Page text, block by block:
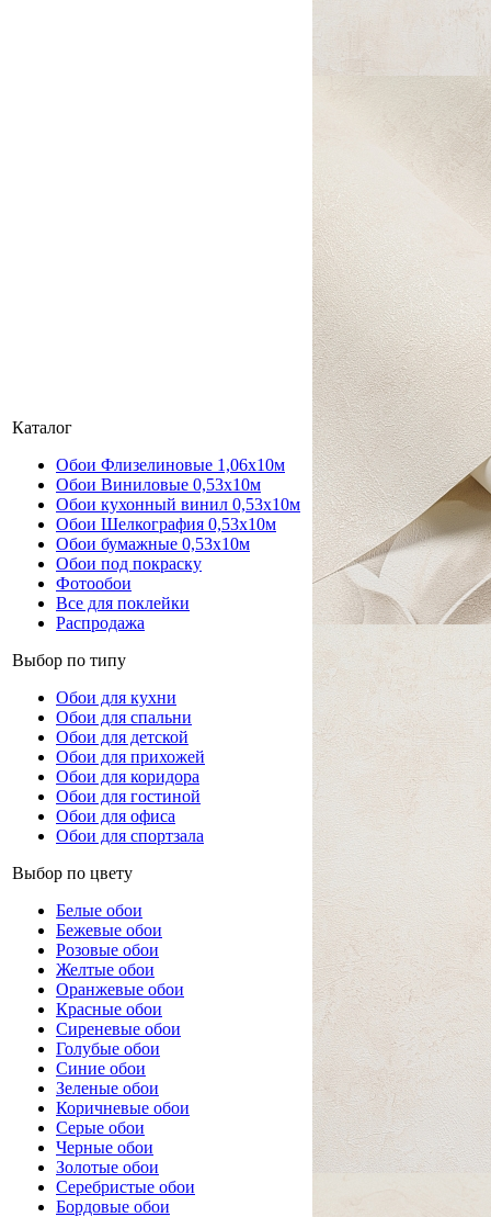
Каталог
Обои Флизелиновые 1,06х10м
Обои Виниловые 0,53х10м
Обои кухонный винил 0,53х10м
Обои Шелкография 0,53x10м
Обои бумажные 0,53х10м
Обои под покраску
Фотообои
Все для поклейки
Распродажа
Выбор по типу
Обои для кухни
Обои для спальни
Обои для детской
Обои для прихожей
Обои для коридора
Обои для гостиной
Обои для офиса
Обои для спортзала
Выбор по цвету
Белые обои
Бежевые обои
Розовые обои
Желтые обои
Оранжевые обои
Красные обои
Сиреневые обои
Голубые обои
Синие обои
Зеленые обои
Коричневые обои
Серые обои
Черные обои
Золотые обои
Серебристые обои
Бордовые обои